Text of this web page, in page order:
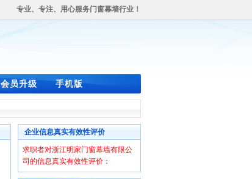
专业、专注、用心服务门窗幕墙行业！
会员升级 手机版
企业信息真实有效性评价
求职者对浙江明家门窗幕墙有限公
司的信息真实有效性评价：